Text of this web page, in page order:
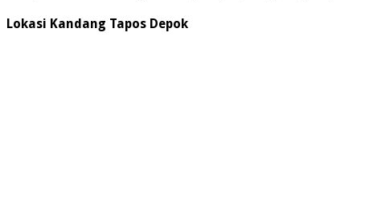
Lokasi Kandang Tapos Depok